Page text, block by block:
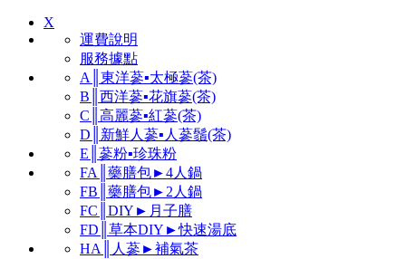
X
運費說明
服務據點
A║東洋蔘▪太極蔘(茶)
B║西洋蔘▪花旗蔘(茶)
C║高麗蔘▪紅蔘(茶)
D║新鮮人蔘▪人蔘鬚(茶)
E║蔘粉▪珍珠粉
FA║藥膳包►4人鍋
FB║藥膳包►2人鍋
FC║DIY►月子膳
FD║草本DIY►快速湯底
HA║人蔘►補氣茶